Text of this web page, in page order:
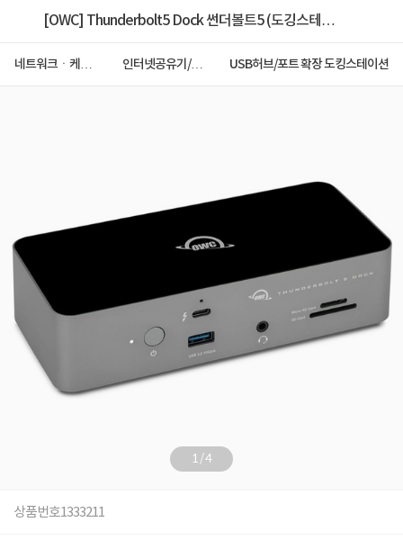
[OWC] Thunderbolt5 Dock 썬더볼트5 (도깅스테이
네트워크ㆍ케이
인터넷공유기/허
USB허브/포트 확장 도킹스테이션
1/4
상품번호1333211